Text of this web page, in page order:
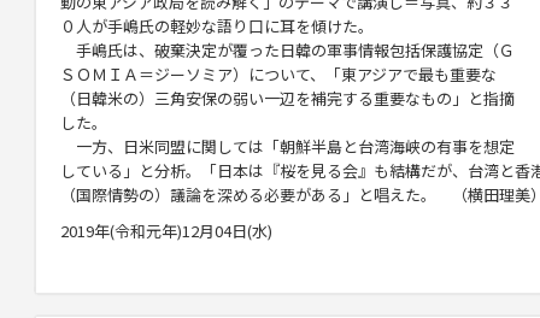
０人が手嶋氏の軽妙な語り口に耳を傾けた。
手嶋氏は、破棄決定が覆った日韓の軍事情報包括保護協定（Ｇ
ＳＯＭＩＡ＝ジーソミア）について、「東アジアで最も重要な
（日韓米の）三角安保の弱い一辺を補完する重要なもの」と指摘
した。
一方、日米同盟に関しては「朝鮮半島と台湾海峡の有事を想定
している」と分析。「日本は『桜を見る会』も結構だが、台湾と
（国際情勢の）議論を深める必要がある」と唱えた。 （横田理美
2019年(令和元年)12月04日(水)